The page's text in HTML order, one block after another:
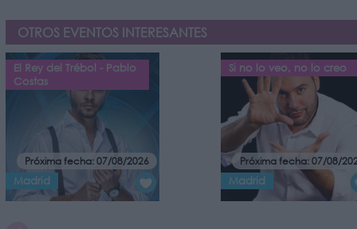
OTROS EVENTOS INTERESANTES
El Rey del Trébol - Pablo
Costas
Próxima fecha: 07/08/2026
Madrid
Si no lo veo, no lo creo
Próxima fecha: 07/08/
Madrid